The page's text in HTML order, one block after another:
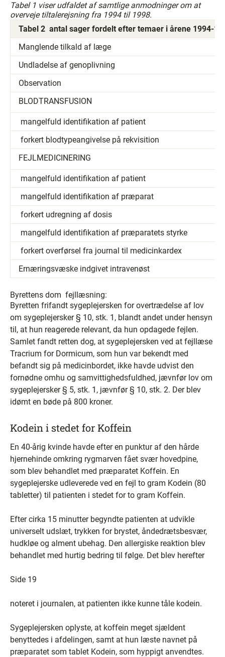
Tabel 1 viser udfaldet af samtlige anmodninger om at
overveje tiltalerejsning fra 1994 til 1998.
Tabel 2 ­ antal sager fordelt efter temaer i årene 1994-
Manglende tilkald af læge
Undladelse af genoplivning
Observation
BLODTRANSFUSION
­ mangelfuld identifikation af patient
­ forkert blodtypeangivelse på rekvisition
FEJLMEDICINERING
­ mangelfuld identifikation af patient
­ mangelfuld identifikation af præparat
­ forkert udregning af dosis
­ mangelfuld identifikation af præparatets styrke
­ forkert overførsel fra journal til medicinkardex
Ernæringsvæske indgivet intravenøst
Byrettens dom ­ fejllæsning:
Byretten frifandt sygeplejersken for overtrædelse af lov
om sygeplejersker § 10, stk. 1, blandt andet under hensyn
til, at hun reagerede relevant, da hun opdagede fejlen.
Samlet fandt retten dog, at sygeplejersken ved at fejllæse
Tracrium for Dormicum, som hun var bekendt med
befandt sig på medicinbordet, ikke havde udvist den
fornødne omhu og samvittighedsfuldhed, jævnfør lov om
sygeplejersker § 5, stk. 1, jævnfør § 10, stk. 2. Der blev
idømt en bøde på 800 kroner.
Kodein i stedet for Koffein
En 40-årig kvinde havde efter en punktur af den hårde
hjernehinde omkring rygmarven fået svær hovedpine,
som blev behandlet med præparatet Koffein. En
sygeplejerske udleverede ved en fejl to gram Kodein (80
tabletter) til patienten i stedet for to gram Koffein.
Efter cirka 15 minutter begyndte patienten at udvikle
universelt udslæt, trykken for brystet, åndedrætsbesvær,
hudkløe og alment ubehag. Den allergiske reaktion blev
behandlet med hurtig bedring til følge. Det blev herefter
Side 19
noteret i journalen, at patienten ikke kunne tåle kodein.
Sygeplejersken oplyste, at koffein meget sjældent
benyttedes i afdelingen, samt at hun læste navnet på
præparatet som tablet Kodein, som hyppigt anvendtes.